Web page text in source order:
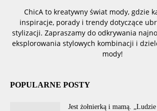
ChicA to kreatywny świat mody, gdzie
inspiracje, porady i trendy dotyczące
stylizacji. Zapraszamy do odkrywania
eksplorowania stylowych kombinacji i
mody!
POPULARNE POSTY
Jest żołnierką i mamą.